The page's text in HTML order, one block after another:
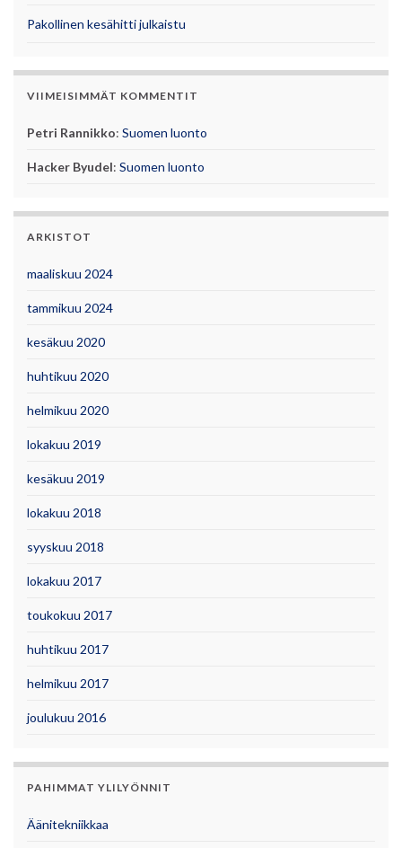
Pakollinen kesähitti julkaistu
VIIMEISIMMÄT KOMMENTIT
Petri Rannikko: Suomen luonto
Hacker Byudel: Suomen luonto
ARKISTOT
maaliskuu 2024
tammikuu 2024
kesäkuu 2020
huhtikuu 2020
helmikuu 2020
lokakuu 2019
kesäkuu 2019
lokakuu 2018
syyskuu 2018
lokakuu 2017
toukokuu 2017
huhtikuu 2017
helmikuu 2017
joulukuu 2016
PAHIMMAT YLILYÖNNIT
Äänitekniikkaa